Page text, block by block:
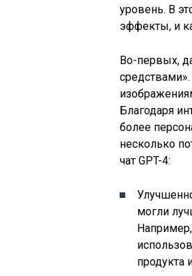
уровень. В
эффекты, и
Во-первых,
Благодаря
более
несколько
чат GPT-4:
могли
продукта